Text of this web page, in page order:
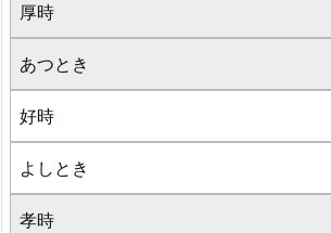
厚時
あつとき
好時
よしとき
孝時